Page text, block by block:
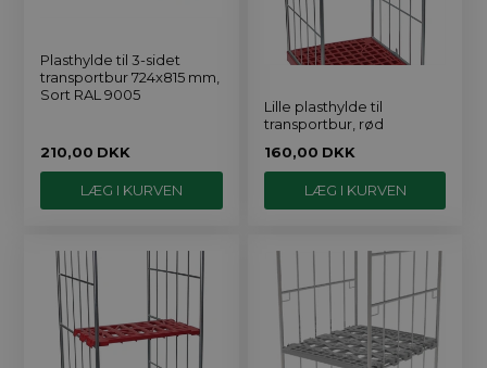
Plasthylde til 3-sidet
transportbur 724x815 mm,
Sort RAL 9005
210,00 DKK
Lille plasthylde til
transportbur, rød
160,00 DKK